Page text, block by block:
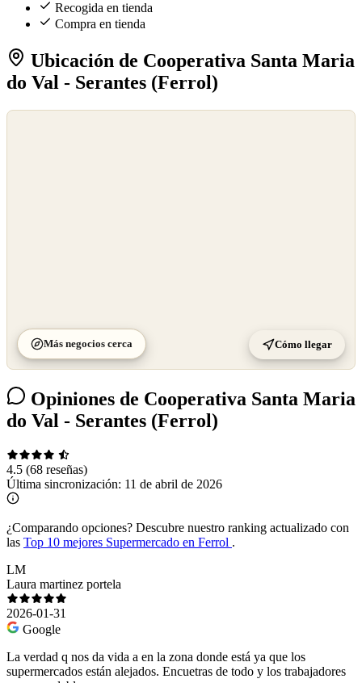
Recogida en tienda
Compra en tienda
Ubicación de Cooperativa Santa Maria
do Val - Serantes (Ferrol)
Más negocios cerca Cómo llegar
Opiniones de Cooperativa Santa Maria
do Val - Serantes (Ferrol)
4.5 (68 reseñas)
Última sincronización: 11 de abril de 2026
¿Comparando opciones? Descubre nuestro ranking actualizado con
las Top 10 mejores Supermercado en Ferrol .
LM
Laura martinez portela
2026-01-31
Google
La verdad q nos da vida a en la zona donde está ya que los
supermercados están alejados. Encuetras de todo y los trabajadores